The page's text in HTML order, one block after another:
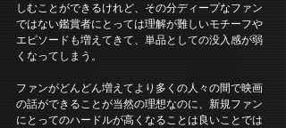
しむことができるけれど、その分ディープなファン
ではない鑑賞者にとっては理解が難しいモチーフや
エピソードも増えてきて、単品としての没入感が弱
くなってしまう。
ファンがどんどん増えてより多くの人々の間で映画
の話ができることが当然の理想なのに、新規ファン
にとってのハードルが高くなることは良いことでは